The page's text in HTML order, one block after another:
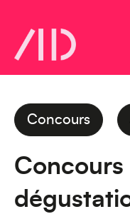
Concours